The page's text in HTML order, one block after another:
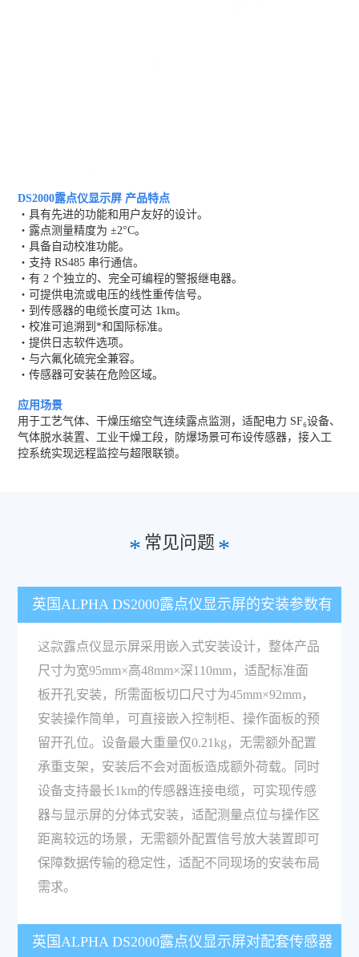
DS2000露点仪显示屏 产品特点
・具有先进的功能和用户友好的设计。
・露点测量精度为 ±2°C。
・具备自动校准功能。
・支持 RS485 串行通信。
・有 2 个独立的、完全可编程的警报继电器。
・可提供电流或电压的线性重传信号。
・到传感器的电缆长度可达 1km。
・校准可追溯到*和国际标准。
・提供日志软件选项。
・与六氟化硫完全兼容。
・传感器可安装在危险区域。
应用场景
用于工艺气体、干燥压缩空气连续露点监测，适配电力 SF₆设备、
气体脱水装置、工业干燥工段，防爆场景可布设传感器，接入工
控系统实现远程监控与超限联锁。
* 常见问题 *
英国ALPHA DS2000露点仪显示屏的安装参数有
哪些？
这款露点仪显示屏采用嵌入式安装设计，整体产品
尺寸为宽95mm×高48mm×深110mm，适配标准面
板开孔安装，所需面板切口尺寸为45mm×92mm，
安装操作简单，可直接嵌入控制柜、操作面板的预
留开孔位。设备最大重量仅0.21kg，无需额外配置
承重支架，安装后不会对面板造成额外荷载。同时
设备支持最长1km的传感器连接电缆，可实现传感
器与显示屏的分体式安装，适配测量点位与操作区
距离较远的场景，无需额外配置信号放大装置即可
保障数据传输的稳定性，适配不同现场的安装布局
需求。
英国ALPHA DS2000露点仪显示屏对配套传感器